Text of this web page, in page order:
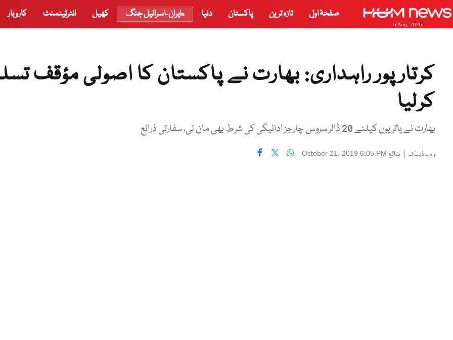
6 Aug, 2026
صفحۂ اول تازہ ترین پاکستان دنیا ایران-اسرائیل جنگ کھیل انٹرٹینمنٹ کاروبار
کرتارپور راہداری: بھارت نے پاکستان کا اصولی مؤقف
کرلیا
بھارت نے یاتریوں کیلئے 20 ڈالر سروس چارجز ادائیگی کی شرط بھی مان لی، سفارتی ذرائع
ویب ڈیسک | شائع October 21, 2019 6:05 PM